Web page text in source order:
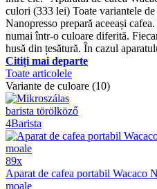
culori (333 lei) Toate variantele
Nanopresso prepară aceeași
numai într-o culoare diferită.
husă din țesătură. În cazul
Citiți mai departe
Toate articolele
Variante de culoare (10)
89x
Aparat de cafea portabil Wacaco
moale